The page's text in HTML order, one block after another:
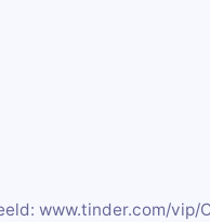
www.tinder.com/vip/